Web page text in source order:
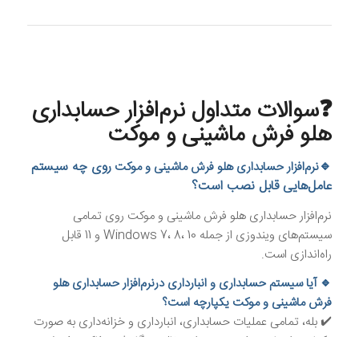
❓سوالات متداولنرم‌افزار حسابداری
هلو فرش ماشینی و موکت
🔹نرم‌افزار حسابداری هلو فرش ماشینی و موکت روی چه سیستم
عامل‌هایی قابل نصب است؟
نرم‌افزار حسابداری هلو فرش ماشینی و موکت روی تمامی
سیستم‌های ویندوزی از جمله Windows 7، 8، 10 و 11 قابل
راه‌اندازی است.
🔹 آیا سیستم حسابداری و انبارداری درنرم‌افزار حسابداری هلو
فرش ماشینی و موکت یکپارچه است؟
✔️ بله، تمامی عملیات حسابداری، انبارداری و خزانه‌داری به صورت